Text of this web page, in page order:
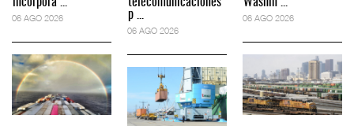
06 AGO 2026
p ...
06 AGO 2026
06 AGO 2026